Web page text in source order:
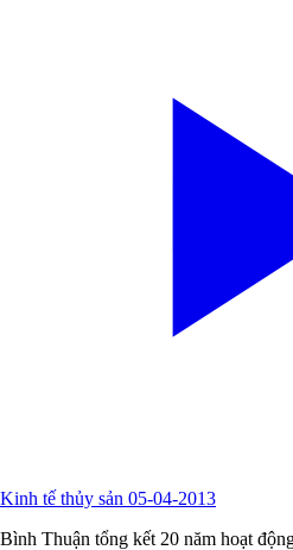
Kinh tế thủy sản 05-04-2013
Bình Thuận tổng kết 20 năm hoạt